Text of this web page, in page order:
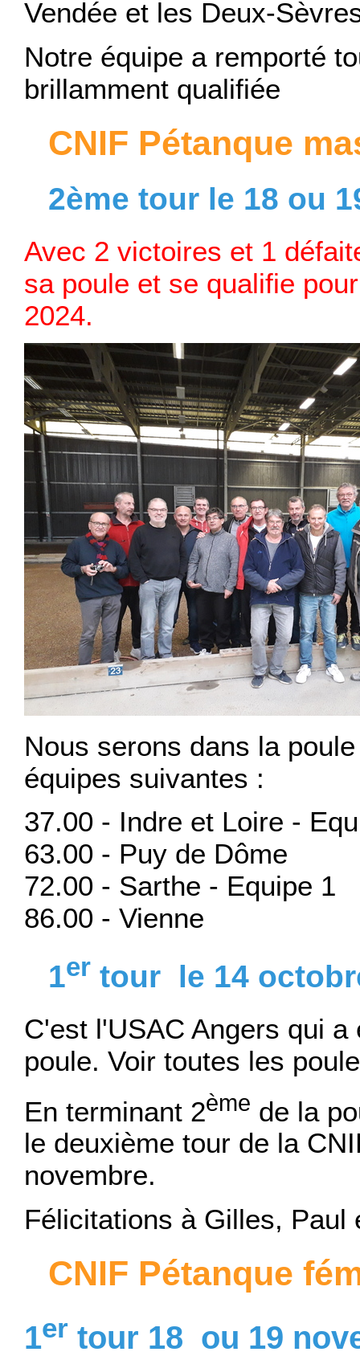
Vendée et les Deux-
Notre équipe a remporté
brillamment qualifiée
CNIF Pétanque
2ème tour le 18 ou
Avec 2 victoires et 1
sa poule et se qualifie
2024.
Nous serons dans la
équipes suivantes :
37.00 - Indre et Loire -
63.00 - Puy de Dôme
72.00 - Sarthe - Equipe 1
86.00 - Vienne
1er tour le 14
C'est l'USAC Angers qui
poule. Voir toutes les
En terminant 2ème de la
le deuxième tour de la
novembre.
Félicitations à Gilles, Paul
CNIF Pétanque
1er tour 18 ou 19